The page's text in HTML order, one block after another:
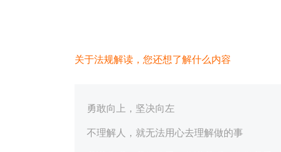
关于法规解读，您还想了解什么内容
勇敢向上，坚决向左
不理解人，就无法用心去理解做的事